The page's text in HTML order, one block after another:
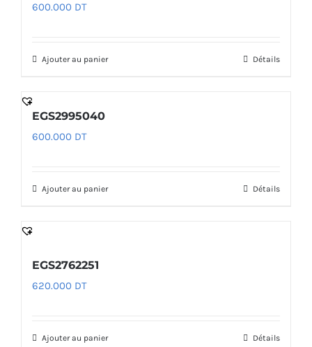
600.000 DT
Ajouter au panier Détails
EGS2995040
600.000 DT
Ajouter au panier Détails
EGS2762251
620.000 DT
Ajouter au panier Détails